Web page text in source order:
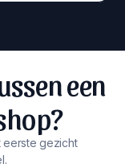
een
eerste gezicht